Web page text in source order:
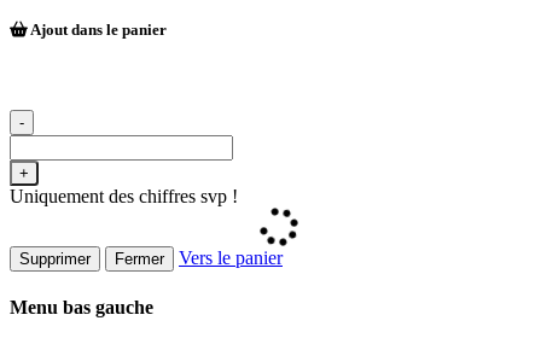
Ajout dans le panier
-
+
Uniquement des chiffres svp !
Supprimer Fermer Vers le panier
Menu bas gauche